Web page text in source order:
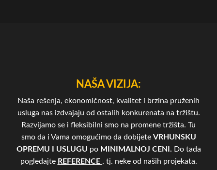
NAŠA VIZIJA:
Naša rešenja, ekonomičnost, kvalitet i brzina pruženih
usluga nas izdvajaju od ostalih konkurenata na tržištu.
Razvijamo se i fleksibilni smo na promene tržišta. Tu
smo da i Vama omogućimo da dobijete VRHUNSKU
OPREMU I USLUGU po MINIMALNOJ CENI. Do tada
pogledajte REFERENCE , tj. neke od naših projekata.